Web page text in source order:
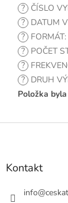
? ČÍSLO
? DATUM
? FORMÁT:
? POČET
?
? DRUH
Položka
Z
Kontakt
info@